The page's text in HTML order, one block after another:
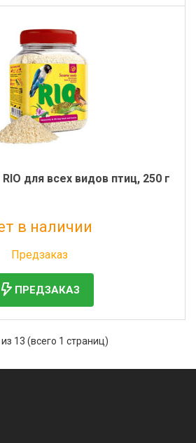
для всех видов птиц, 250 г
в наличии
Предзаказ
ПРЕДЗАКАЗ
13 (всего 1 страниц)